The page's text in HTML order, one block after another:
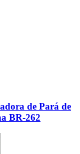
de Pará de
BR-262